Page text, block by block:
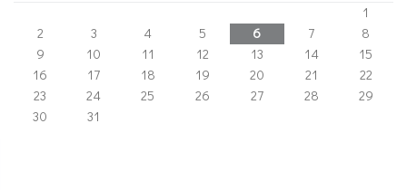
1
2
3 4 5 6 7
8
9
10 11 12 13 14
15
16
17 18 19 20 21
22
23
24 25 26 27 28
29
30
31